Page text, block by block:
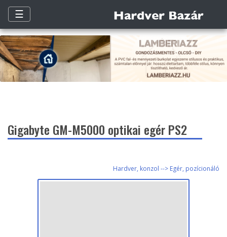
☰
Gigabyte GM-M5000 optikai egér PS2
Hardver, konzol --> Egér, pozícionáló